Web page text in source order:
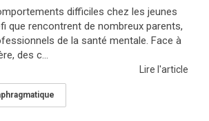
difficiles chez les jeunes
que rencontrent de nombreux parents,
de la santé mentale. Face à
des c...
Lire l'article